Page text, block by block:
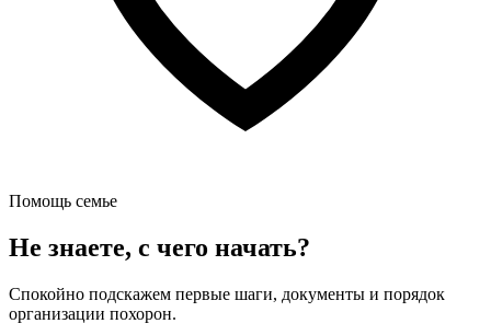
Помощь семье
Не знаете, с чего начать?
Спокойно подскажем первые шаги, документы и порядок
организации похорон.